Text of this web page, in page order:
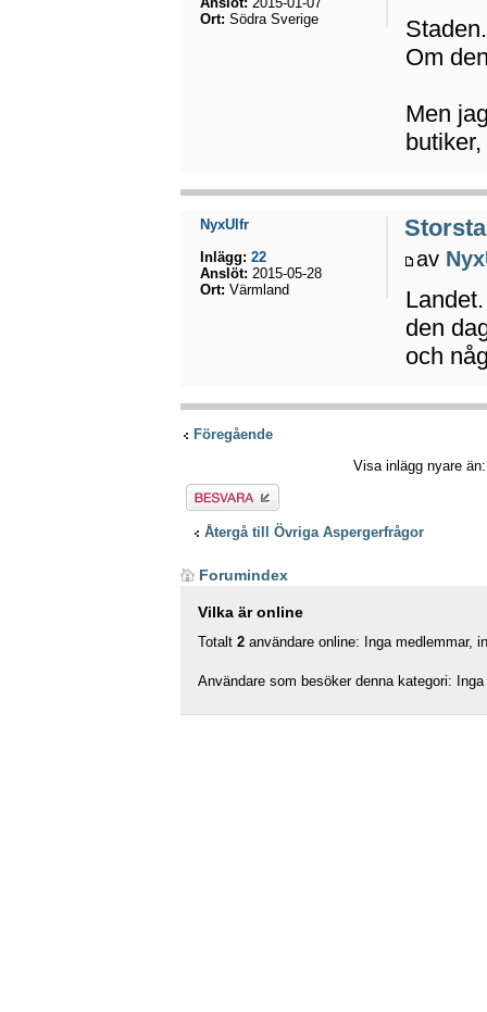
Staden.
Om
Men
Ort: Södra Sverige
av
den
och
NyxUlfr
Inlägg: 22
Anslöt: 2015-05-28
Ort: Värmland
Föregående
Visa inlägg nyare
Besvara
Återgå till Övriga Aspergerfrågor
Forumindex
Vilka är online
Totalt 2 användare online: Inga medlemmar,
Användare som besöker denna kategori: